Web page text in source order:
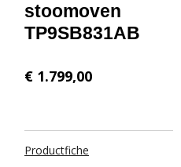
stoomoven
TP9SB831AB
€ 1.799,00
Productfiche